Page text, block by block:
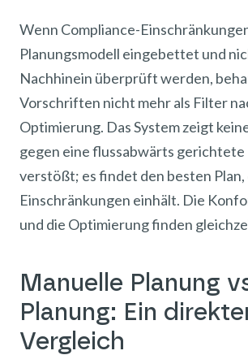
Wenn Compliance-
Planungsmodell eingebettet und
Nachhinein überprüft werden,
Vorschriften nicht mehr als Filter
Optimierung. Das System zeigt
gegen eine flussabwärts
verstößt; es findet den besten Plan,
Einschränkungen einhält. Die
und die Optimierung finden
Manuelle Planung
Planung: Ein
Vergleich